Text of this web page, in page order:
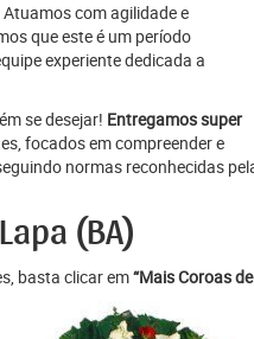
Atuamos com agilidade e
que este é um período
experiente dedicada a
se desejar! Entregamos super
focados em compreender e
normas reconhecidas
(BA)
basta clicar em“Mais Coroas